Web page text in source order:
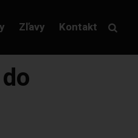
Zľavy Kontakt